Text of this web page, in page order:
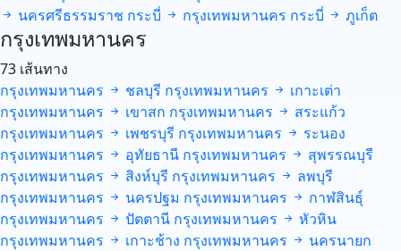
นครศรีธรรมราช กระบี่ กรุงเทพมหานคร กระบี่ ภูเก็ต
กรุงเทพมหานคร
73 เส้นทาง
กรุงเทพมหานคร
ชลบุรี กรุงเทพมหานคร
เกาะเต่า
กรุงเทพมหานคร
เขาสก กรุงเทพมหานคร
สระแก้ว
กรุงเทพมหานคร
เพชรบุรี กรุงเทพมหานคร
ระนอง
กรุงเทพมหานคร
อุทัยธานี กรุงเทพมหานคร
สุพรรณบุรี
กรุงเทพมหานคร
สิงห์บุรี กรุงเทพมหานคร
ลพบุรี
กรุงเทพมหานคร
นครปฐม กรุงเทพมหานคร
กาฬสินธุ์
กรุงเทพมหานคร
ปัตตานี กรุงเทพมหานคร
หัวหิน
กรุงเทพมหานคร
เกาะช้าง กรุงเทพมหานคร
นครนายก